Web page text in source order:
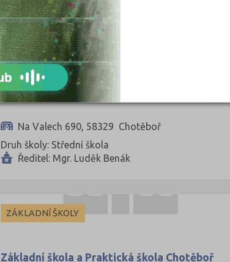
Střední škola technicko-ekonomická Chotěboř
Na Valech 690, 58329 Chotěboř
Druh školy: Střední škola
Ředitel: Mgr. Luděk Benák
ZÁKLADNÍ ŠKOLY
Základní škola a Praktická škola Chotěboř